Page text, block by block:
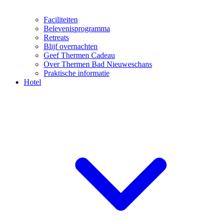
Faciliteiten
Belevenisprogramma
Retreats
Blijf overnachten
Geef Thermen Cadeau
Over Thermen Bad Nieuweschans
Praktische informatie
Hotel